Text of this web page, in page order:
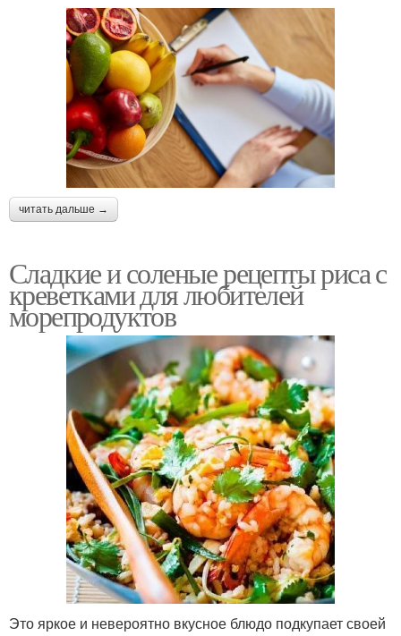
читать дальше →
Сладкие и соленые рецепты риса с
креветками для любителей
морепродуктов
Это яркое и невероятно вкусное блюдо подкупает своей